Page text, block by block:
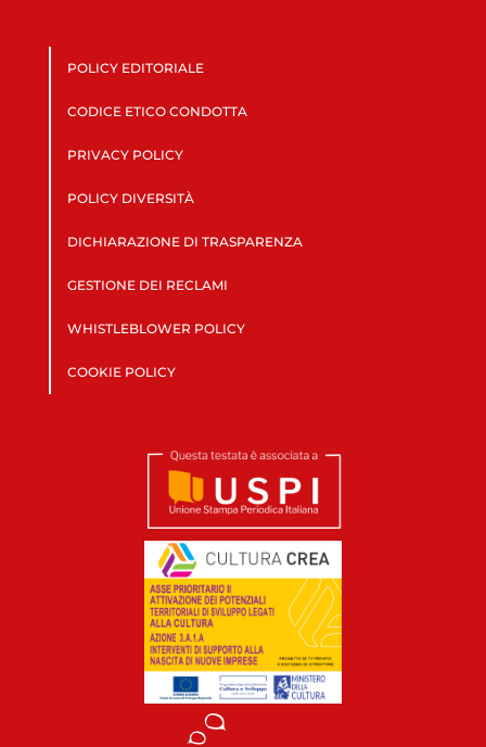
POLICY EDITORIALE
CODICE ETICO CONDOTTA
PRIVACY POLICY
POLICY DIVERSITÀ
DICHIARAZIONE DI TRASPARENZA
GESTIONE DEI RECLAMI
WHISTLEBLOWER POLICY
COOKIE POLICY